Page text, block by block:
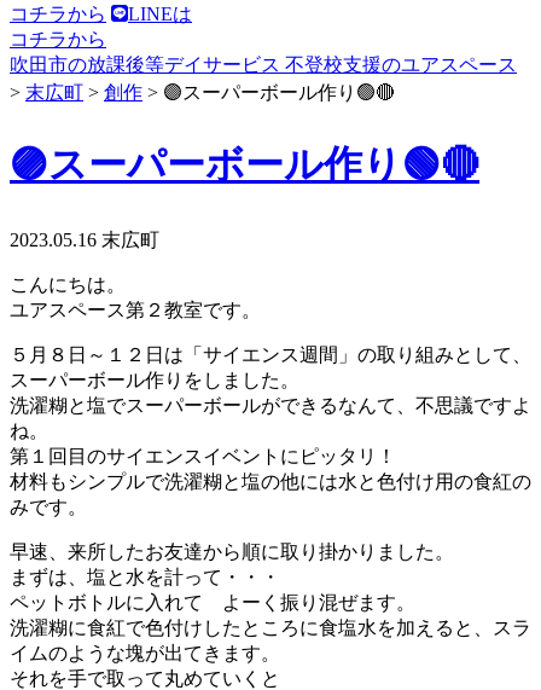
コチラから
LINEは
コチラから
吹田市の放課後等デイサービス 不登校支援のユアスペース
> 末広町 > 創作 > 🟣スーパーボール作り🟢🔴
🟣スーパーボール作り🟢🔴
2023.05.16 末広町
こんにちは。
ユアスペース第２教室です。
５月８日～１２日は「サイエンス週間」の取り組みとして、
スーパーボール作りをしました。
洗濯糊と塩でスーパーボールができるなんて、不思議ですよ
ね。
第１回目のサイエンスイベントにピッタリ！
材料もシンプルで洗濯糊と塩の他には水と色付け用の食紅の
みです。
早速、来所したお友達から順に取り掛かりました。
まずは、塩と水を計って・・・
ペットボトルに入れて よーく振り混ぜます。
洗濯糊に食紅で色付けしたところに食塩水を加えると、スラ
イムのような塊が出てきます。
それを手で取って丸めていくと